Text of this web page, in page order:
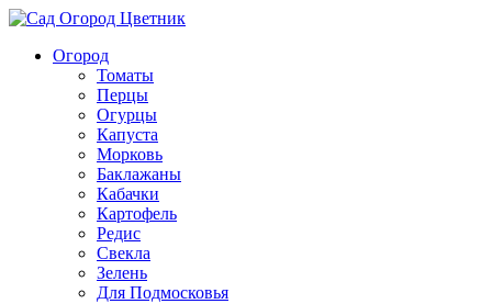
Огород
Томаты
Перцы
Огурцы
Капуста
Морковь
Баклажаны
Кабачки
Картофель
Редис
Свекла
Зелень
Для Подмосковья